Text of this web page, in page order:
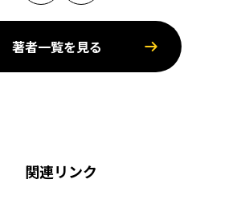
著者一覧を見る
関連リンク